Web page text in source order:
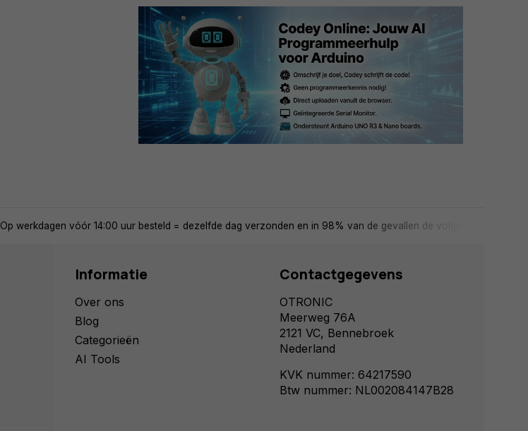
Op werkdagen vóór 14:00 uur besteld = dezelfde dag verzonden en in 98% van de gevallen de volgende dag in
Informatie
Over ons
Blog
Categorieën
AI Tools
Contactgegevens
OTRONIC
Meerweg 76A
2121 VC, Bennebroek
Nederland
KVK nummer: 64217590
Btw nummer: NL002084147B28